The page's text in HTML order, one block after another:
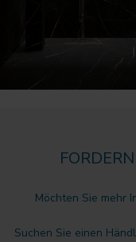
Möchten Sie mehr
Suchen Sie einen